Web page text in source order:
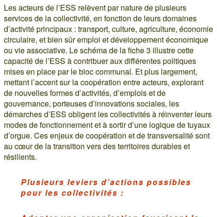
Les acteurs de l’ESS relèvent par nature de plusieurs
services de la collectivité, en fonction de leurs domaines
d’activité principaux : transport, culture, agriculture, économie
circulaire, et bien sûr emploi et développement économique
ou vie associative. Le schéma de la fiche 3 illustre cette
capacité de l’ESS à contribuer aux différentes politiques
mises en place par le bloc communal. Et plus largement,
mettant l’accent sur la coopération entre acteurs, explorant
de nouvelles formes d’activités, d’emplois et de
gouvernance, porteuses d’innovations sociales, les
démarches d’ESS obligent les collectivités à réinventer leurs
modes de fonctionnement et à sortir d’une logique de tuyaux
d’orgue. Ces enjeux de coopération et de transversalité sont
au cœur de la transition vers des territoires durables et
résilients.
Plusieurs leviers d’actions possibles
pour les collectivités :